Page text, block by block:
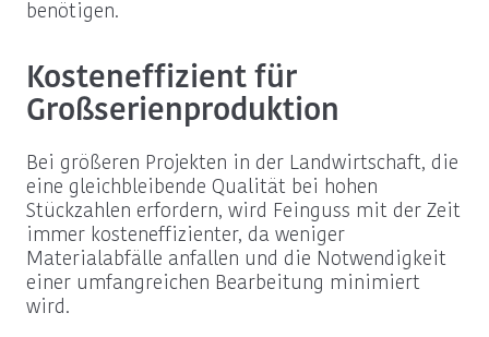
benötigen.
Kosteneffizient für
Großserienproduktion
Bei größeren Projekten in der Landwirtschaft, die
eine gleichbleibende Qualität bei hohen
Stückzahlen erfordern, wird Feinguss mit der Zeit
immer kosteneffizienter, da weniger
Materialabfälle anfallen und die Notwendigkeit
einer umfangreichen Bearbeitung minimiert
wird.